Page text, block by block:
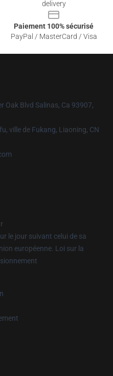
delivery
Paiement 100% sécurisé
PayPal / MasterCard / Visa
Oak Blvd Salinas, Ca 93907,
ville de Fukang, Liaoning, CN
le jour suivant celui de sa
européenne. Loi sur la